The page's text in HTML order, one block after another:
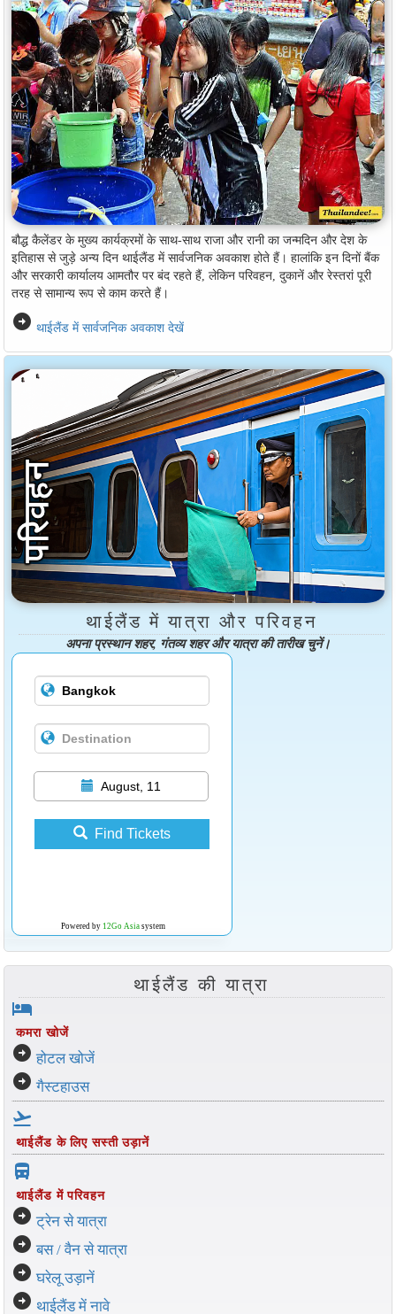
बौद्ध कैलेंडर के मुख्य कार्यक्रमों के साथ-साथ राजा और रानी का जन्मदिन और देश के
इतिहास से जुड़े अन्य दिन थाईलैंड में सार्वजनिक अवकाश होते हैं। हालांकि इन दिनों बैंक
और सरकारी कार्यालय आमतौर पर बंद रहते हैं, लेकिन परिवहन, दुकानें और रेस्तरां पूरी
तरह से सामान्य रूप से काम करते हैं।
arrow_circle_right थाईलैंड में सार्वजनिक अवकाश देखें
थाईलैंड में यात्रा और परिवहन
अपना प्रस्थान शहर, गंतव्य शहर और यात्रा की तारीख चुनें।
August, 11
Find Tickets
Powered by 12Go Asiasystem
थाईलैंड की यात्रा
hotel
कमरा खोजें
arrow_circle_right होटल खोजें
arrow_circle_right गैस्टहाउस
flight_takeoff
थाईलैंड के लिए सस्ती उड़ानें
directions_bus_filled
थाईलैंड में परिवहन
arrow_circle_right ट्रेन से यात्रा
arrow_circle_right बस / वैन से यात्रा
arrow_circle_right घरेलू उड़ानें
arrow_circle_right थाईलैंड में नावे